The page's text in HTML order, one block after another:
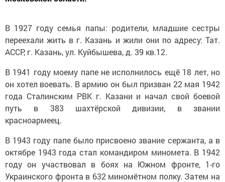
В 1927 году семья папы: родители, младшие сестры
переехали жить в г. Казань и жили они по адресу: Тат.
АССР, г. Казань, ул. Куйбышева, д. 39 кв.12.
В 1941 году моему папе не исполнилось ещё 18 лет, но
он хотел воевать. В армию он был призван 22 мая 1942
года Сталинским РВК г. Казани и начал свой боевой
путь в 383 шахтёрской дивизии, в звании
красноармеец.
В 1943 году папе было присвоено звание сержанта, а в
октябре 1943 года стал командиром миномета. В 1942
году он участвовал в боях на Южном фронте, 1-го
Украинского фронта в 632 миномётном полку. Затем на